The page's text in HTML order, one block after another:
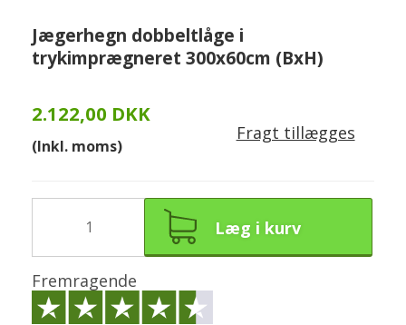
Jægerhegn dobbeltlåge i
trykimprægneret 300x60cm (BxH)
2.122,00 DKK
(Inkl. moms)
Fragt tillægges
Læg i kurv
Fremragende